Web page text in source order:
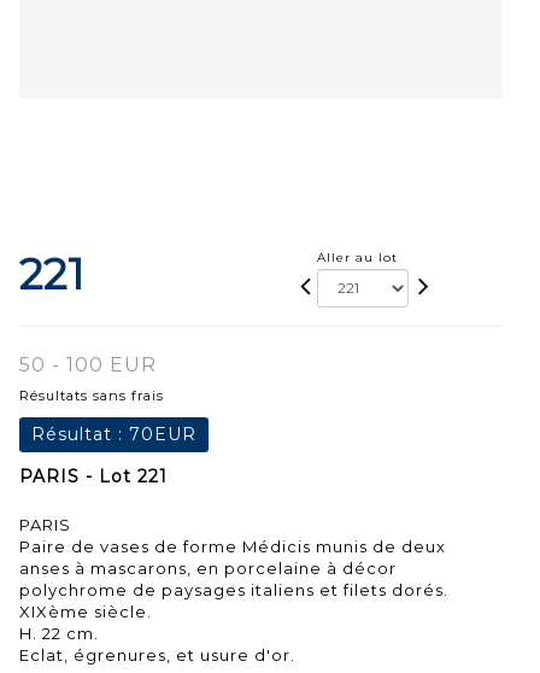
221 Aller au lot
50 - 100 EUR
Résultats sans frais
Résultat : 70EUR
PARIS - Lot 221
PARIS
Paire de vases de forme Médicis munis de deux
anses à mascarons, en porcelaine à décor
polychrome de paysages italiens et filets dorés.
XIXème siècle.
H. 22 cm.
Eclat, égrenures, et usure d'or.